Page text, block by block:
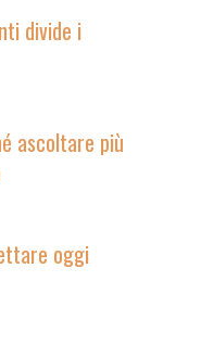
divide i
ascoltare più
oggi